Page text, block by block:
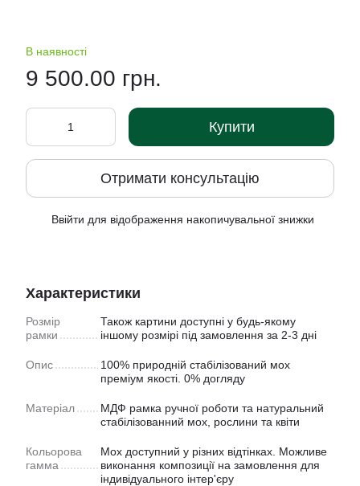
В наявності
9 500.00 грн.
Купити
Отримати консультацію
Ввійти для відображення накопичувальної знижки
Характеристики
Розмір
рамки
Також картини доступнi у будь-якому
іншому розмірі під замовлення за 2-3 дні
Опис
100% природній стабілізований мох
преміум якості. 0% догляду
Матеріал
МДФ рамка ручної роботи та натуральний
стабілізованний мох, рослини та квіти
Кольорова
гамма
Мох доступний у рiзних відтінках. Можливе
виконання композиції на замовлення для
індивідуального інтер'єру